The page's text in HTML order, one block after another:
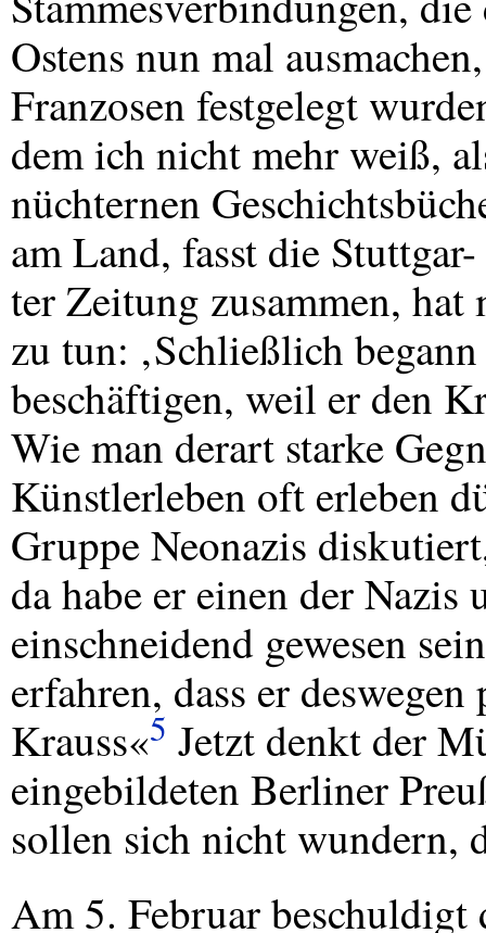
Ostens nun mal
Franzosen festgelegt
dem ich nicht mehr weiß,
nüchternen
am Land, fasst die Stuttgar-
ter Zeitung zusammen,
zu tun: ‚Schließlich
beschäftigen, weil er den
Wie man derart starke
Künstlerleben oft erleben
Gruppe Neonazis
da habe er einen der
einschneidend gewesen
erfahren, dass er
Krauss«5 Jetzt denkt der
eingebildeten Berliner
sollen sich nicht wundern,
Am 5. Februar beschuldigt